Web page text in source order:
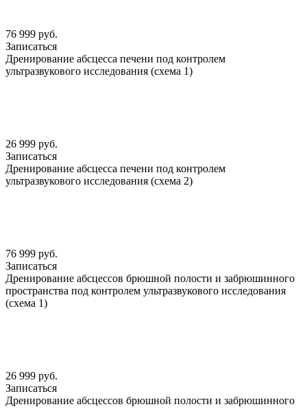
76 999 руб.
Записаться
Дренирование абсцесса печени под контролем
ультразвукового исследования (схема 1)
26 999 руб.
Записаться
Дренирование абсцесса печени под контролем
ультразвукового исследования (схема 2)
76 999 руб.
Записаться
Дренирование абсцессов брюшной полости и забрюшинного
пространства под контролем ультразвукового исследования
(схема 1)
26 999 руб.
Записаться
Дренирование абсцессов брюшной полости и забрюшинного